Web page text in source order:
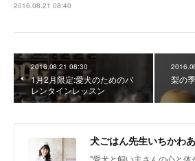
2016.08.21 08:40
2016.08.21 08:30
1月2月限定:愛犬のためのバ
レンタインレッスン
梨の